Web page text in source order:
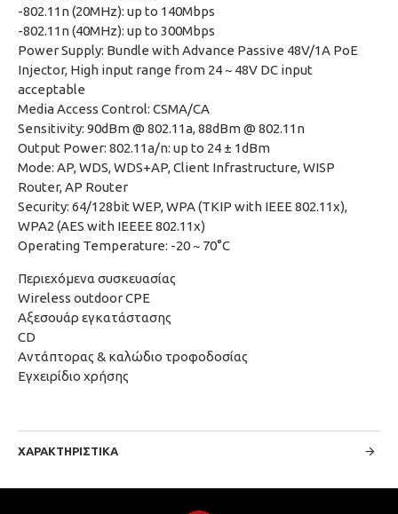
-802.11n (20MHz): up to 140Mbps
-802.11n (40MHz): up to 300Mbps
Power Supply: Bundle with Advance Passive 48V/1A PoE
Injector, High input range from 24 ~ 48V DC input
acceptable
Media Access Control: CSMA/CA
Sensitivity: 90dBm @ 802.11a, 88dBm @ 802.11n
Output Power: 802.11a/n: up to 24 ± 1dBm
Mode: AP, WDS, WDS+AP, Client Infrastructure, WISP
Router, AP Router
Security: 64/128bit WEP, WPA (TKIP with IEEE 802.11x),
WPA2 (AES with IEEEE 802.11x)
Operating Temperature: -20 ~ 70°C
Περιεχόμενα συσκευασίας
Wireless outdoor CPE
Αξεσουάρ εγκατάστασης
CD
Αντάπτορας & καλώδιο τροφοδοσίας
Εγχειρίδιο χρήσης
ΧΑΡΑΚΤΗΡΙΣΤΙΚΆ